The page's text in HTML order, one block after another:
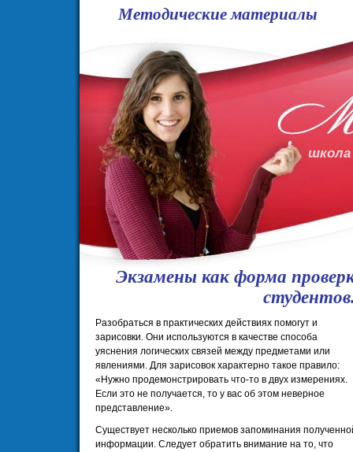
Методические материалы
Экзамены как форма
Разобраться в практических действиях помогут и
зарисовки. Они используются в качестве способа
уяснения логических связей между предметами или
явлениями. Для зарисовок характерно такое правило:
«Нужно продемонстрировать что-то в двух измерениях.
Если это не получается, то у вас об этом неверное
представление».
Существует несколько приемов запоминания
информации. Следует обратить внимание на то, что